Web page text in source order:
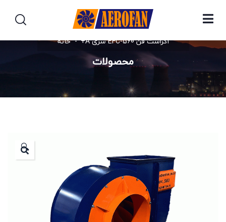
خانه اگزاست فن EFC-560 سری A+
محصولات
🔍